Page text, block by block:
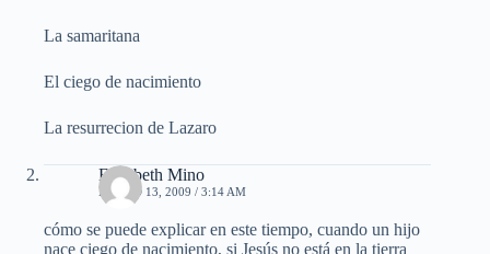
La samaritana
El ciego de nacimiento
La resurrecion de Lazaro
Elizabeth Mino
MARZO 13, 2009 / 3:14 AM
cómo se puede explicar en este tiempo, cuando un hijo
nace ciego de nacimiento, si Jesús no está en la tierra